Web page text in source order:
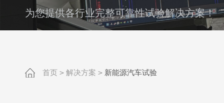
为您提供各行业完整可靠性试验解决方案！
首页 > 解决方案 > 新能源汽车试验